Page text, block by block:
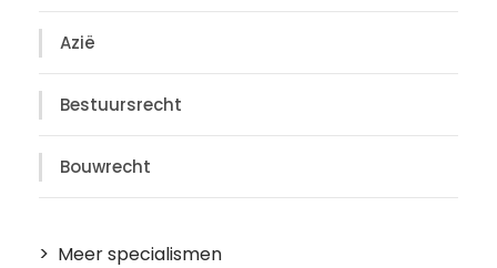
Azië
Bestuursrecht
Bouwrecht
Meer specialismen